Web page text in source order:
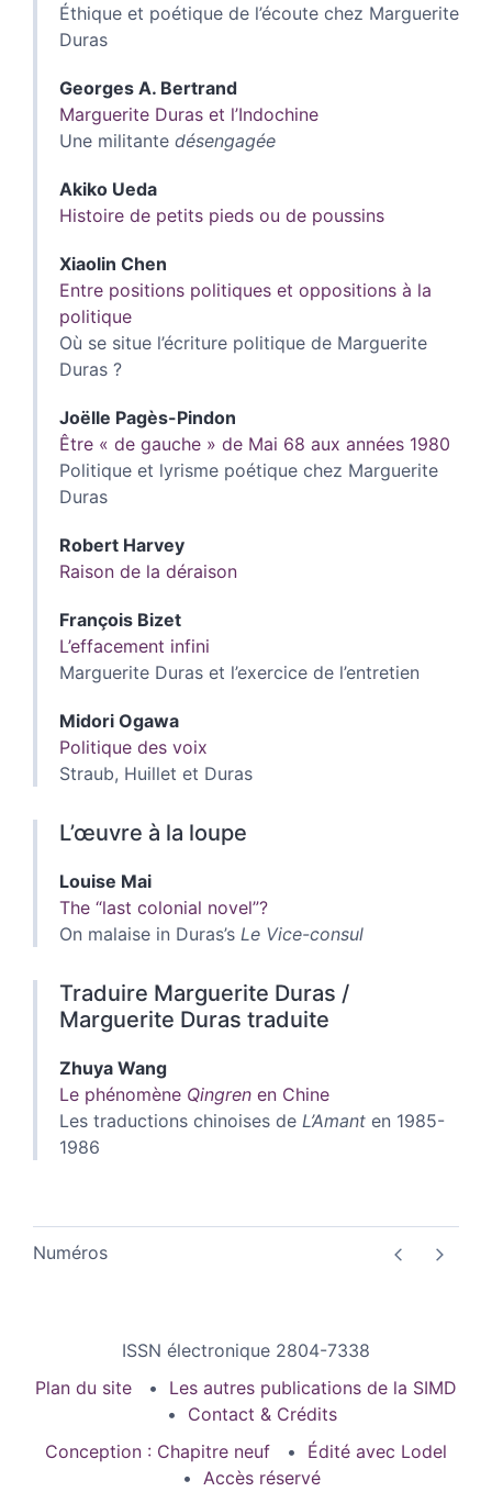
Éthique et poétique de l’écoute chez Marguerite
Duras
Georges A. Bertrand
Marguerite Duras et l’Indochine
Une militante désengagée
Akiko Ueda
Histoire de petits pieds ou de poussins
Xiaolin Chen
Entre positions politiques et oppositions à la
politique
Où se situe l’écriture politique de Marguerite
Duras ?
Joëlle Pagès-Pindon
Être « de gauche » de Mai 68 aux années 1980
Politique et lyrisme poétique chez Marguerite
Duras
Robert Harvey
Raison de la déraison
François Bizet
L’effacement infini
Marguerite Duras et l’exercice de l’entretien
Midori Ogawa
Politique des voix
Straub, Huillet et Duras
L’œuvre à la loupe
Louise Mai
The “last colonial novel”?
On malaise in Duras’s Le Vice-consul
Traduire Marguerite Duras /
Marguerite Duras traduite
Zhuya Wang
Le phénomène Qingren en Chine
Les traductions chinoises de L’Amant en 1985-
1986
Numéros
ISSN électronique 2804-7338
Plan du site
Les autres publications de la SIMD
Contact & Crédits
Conception : Chapitre neuf
Édité avec Lodel
Accès réservé